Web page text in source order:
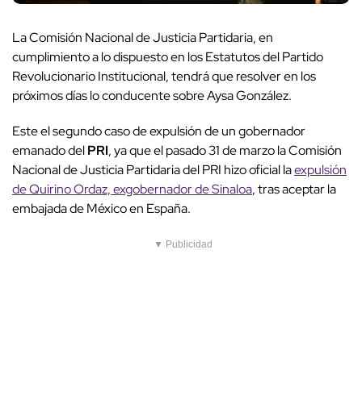
La Comisión Nacional de Justicia Partidaria, en
cumplimiento a lo dispuesto en los Estatutos del Partido
Revolucionario Institucional, tendrá que resolver en los
próximos días lo conducente sobre Aysa González.
Este el segundo caso de expulsión de un gobernador
emanado delPRI, ya que el pasado 31 de marzo la Comisión
Nacional de Justicia Partidaria del PRI hizo oficial laexpulsión
de Quirino Ordaz, exgobernador de Sinaloa, tras aceptar la
embajada de México en España.
▼ Publicidad